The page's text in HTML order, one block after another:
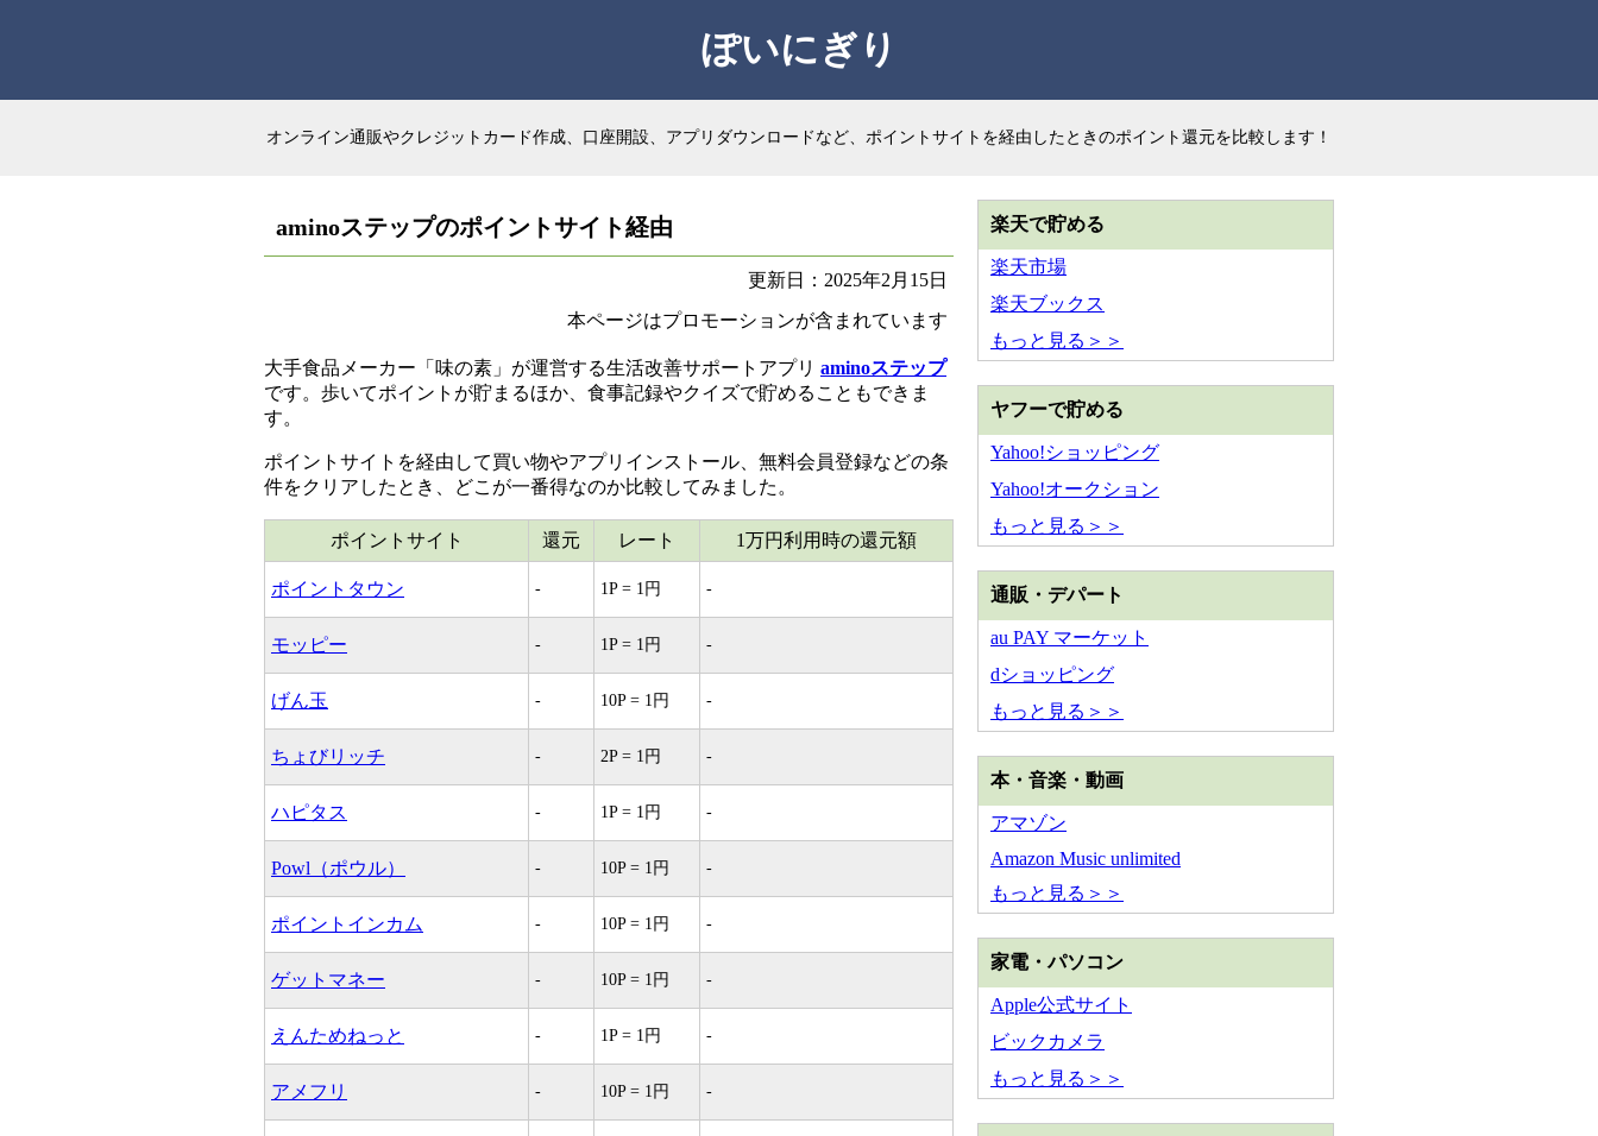
ぽいにぎり
オンライン通販やクレジットカード作成、口座開設、アプリダウンロードなど、ポイントサイトを経由したときのポイント還元を比較します！
aminoステップのポイントサイト経由
更新日：2025年2月15日
本ページはプロモーションが含まれています
大手食品メーカー「味の素」が運営する生活改善サポートアプリ aminoステップ
です。歩いてポイントが貯まるほか、食事記録やクイズで貯めることもできま
す。
ポイントサイトを経由して買い物やアプリインストール、無料会員登録などの条
件をクリアしたとき、どこが一番得なのか比較してみました。
ポイントサイト 還元 レート 1万円利用時の還元額
ポイントタウン - 1P = 1円 -
モッピー - 1P = 1円 -
げん玉 - 10P = 1円 -
ちょびリッチ - 2P = 1円 -
ハピタス - 1P = 1円 -
Powl（ポウル） - 10P = 1円 -
ポイントインカム - 10P = 1円 -
ゲットマネー - 10P = 1円 -
えんためねっと - 1P = 1円 -
アメフリ - 10P = 1円 -
楽天で貯める
楽天市場
楽天ブックス
もっと見る＞＞
ヤフーで貯める
Yahoo!ショッピング
Yahoo!オークション
もっと見る＞＞
通販・デパート
au PAY マーケット
dショッピング
もっと見る＞＞
本・音楽・動画
アマゾン
Amazon Music unlimited
もっと見る＞＞
家電・パソコン
Apple公式サイト
ビックカメラ
もっと見る＞＞